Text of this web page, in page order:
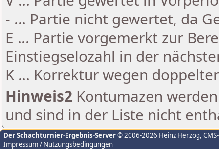
- ... Partie nicht gewertet, da
E ... Partie vorgemerkt zur
Einstiegselozahl in der
K ... Korrektur wegen
Hinweis2 Kontumazen
und sind in der Liste nicht
Der Schachturnier-Ergebnis-Server© 2006-2026 Heinz Herzog,
Impressum / Nutzungsbedingungen